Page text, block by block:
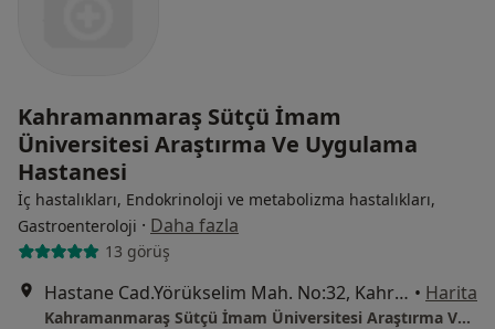
Kahramanmaraş Sütçü İmam
Üniversitesi Araştırma Ve Uygulama
Hastanesi
İç hastalıkları, Endokrinoloji ve metabolizma hastalıkları,
Gastroenteroloji · Daha fazla
13 görüş
Hastane Cad.Yörükselim Mah. No:32, Kahramanmaraş • Harita
Kahramanmaraş Sütçü İmam Üniversitesi Araştırma Ve Uygulama Hastanesi